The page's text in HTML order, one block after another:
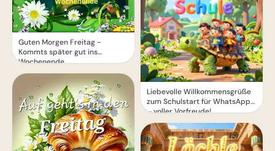
Guten Morgen Freitag -
Kommts später gut ins
Wochenende
Liebevolle Willkommensgrüße
zum Schulstart für WhatsApp
– voller Vorfreude!